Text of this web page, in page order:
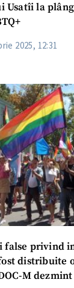
Usatîi la
2025, 12:31
false privind
distribuite
M dezmint